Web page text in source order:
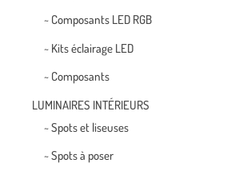
~ Composants LED RGB
~ Kits éclairage LED
~ Composants
LUMINAIRES INTÉRIEURS
~ Spots et liseuses
~ Spots à poser